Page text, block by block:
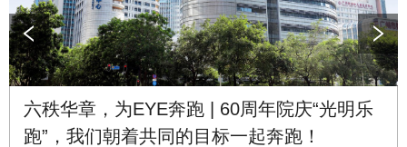
六秩华章，为EYE奔跑 | 60周年院庆“光明乐
跑”，我们朝着共同的目标一起奔跑！